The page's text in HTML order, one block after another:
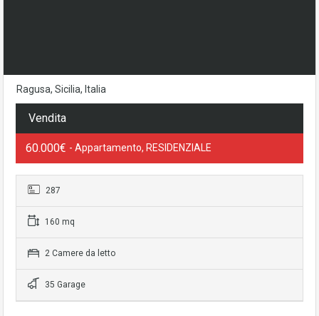
Ragusa, Sicilia, Italia
Vendita
60.000€ - Appartamento, RESIDENZIALE
287
160 mq
2 Camere da letto
35 Garage